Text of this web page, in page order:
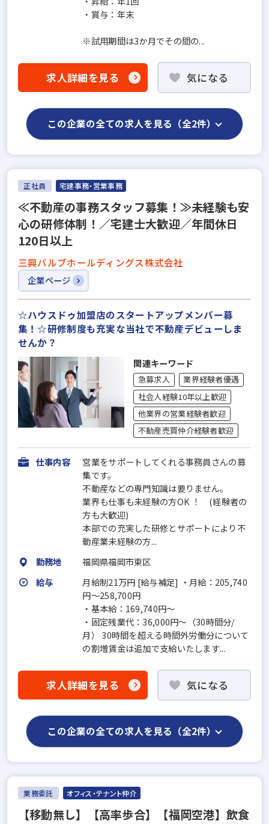
・賞与：年末
※試用期間は3か月でその間の...
求人詳細を見る 気になる
この企業の全ての求人を見る（全2件）
正社員 宅建事務・営業事務
≪不動産の事務スタッフ募集！≫未経験も安
心の研修体制！／宅建士大歓迎／年間休日
120日以上
三興バルブホールディングス株式会社
企業ページ
☆ハウスドゥ加盟店のスタートアップメンバー募
集！☆研修制度も充実な当社で不動産デビューしま
せんか？
関連キーワード
急募求人
業界経験者優遇
社会人経験10年以上歓迎
他業界の営業経験者歓迎
不動産売買仲介経験者歓迎
仕事内容
営業をサポートしてくれる事務員さんの募
集です。
不動産などの専門知識は要りません。
業界も仕事も未経験の方OK ！ (経験者の
方も大歓迎)
本部での充実した研修とサポートにより不
動産業未経験の方...
勤務地
福岡県福岡市東区
給与
月給制21万円 [給与補足] ・月給：205,740
円～258,700円
・基本給：169,740円～
・固定残業代：36,000円～（30時間分/
月） 30時間を超える時間外労働分について
の割増賃金は追加で支給いたします...
求人詳細を見る 気になる
この企業の全ての求人を見る（全2件）
業務委託 オフィス・テナント仲介
【移動無し】【高率歩合】【福岡空港】飲食